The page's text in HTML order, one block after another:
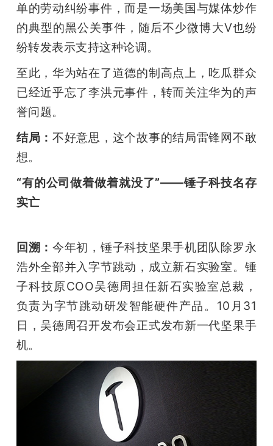
单的劳动纠纷事件，而是一场美国与媒体炒作
的典型的黑公关事件，随后不少微博大V也纷
纷转发表示支持这种论调。
至此，华为站在了道德的制高点上，吃瓜群众
已经近乎忘了李洪元事件，转而关注华为的声
誉问题。
结局：不好意思，这个故事的结局雷锋网不敢
想。
“有的公司做着做着就没了”——锤子科技名存
实亡
回溯：今年初，锤子科技坚果手机团队除罗永
浩外全部并入字节跳动，成立新石实验室。锤
子科技原COO吴德周担任新石实验室总裁，
负责为字节跳动研发智能硬件产品。10月31
日，吴德周召开发布会正式发布新一代坚果手
机。